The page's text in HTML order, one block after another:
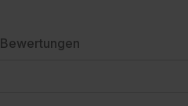
Bewertungen